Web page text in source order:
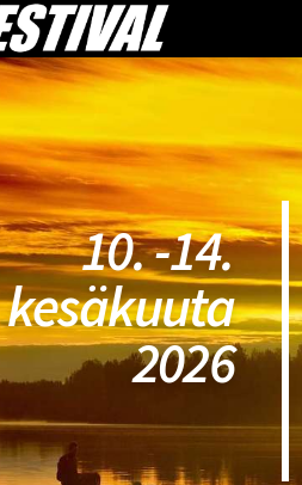
10. -14.
kesäkuuta
2026